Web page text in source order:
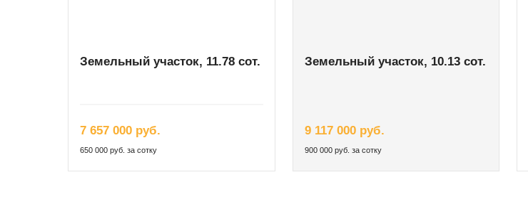
Земельный участок, 11.78 сот.
7 657 000 руб.
650 000 руб. за сотку
Земельный участок, 10.13 сот.
9 117 000 руб.
900 000 руб. за сотку